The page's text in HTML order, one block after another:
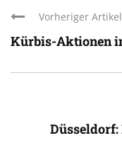
Vorheriger Artikel
Kürbis-Aktionen